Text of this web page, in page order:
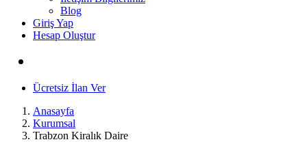
Blog
Giriş Yap
Hesap Oluştur
Ücretsiz İlan Ver
Anasayfa
Kurumsal
Trabzon Kiralık Daire